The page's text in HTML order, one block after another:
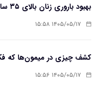
بهبود باروری زنان بالای ۳۵ سال به کمک «مکمل‌های باکتریایی»
۱۴۰۵/۰۵/۱۷ ۱۵:۵۸
کشف چیزی در میمون‌ها که
۱۴۰۵/۰۵/۱۷ ۱۵:۵۶